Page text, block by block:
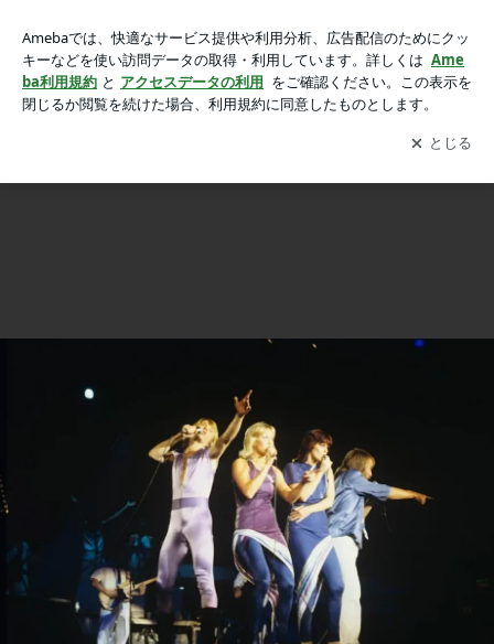
ジュの舞台裏を語る！！の画像 4枚中4枚目
ABBAワールド独占インタビュー！バンドがABBA・ヴォヤージュの舞台裏を語る！！